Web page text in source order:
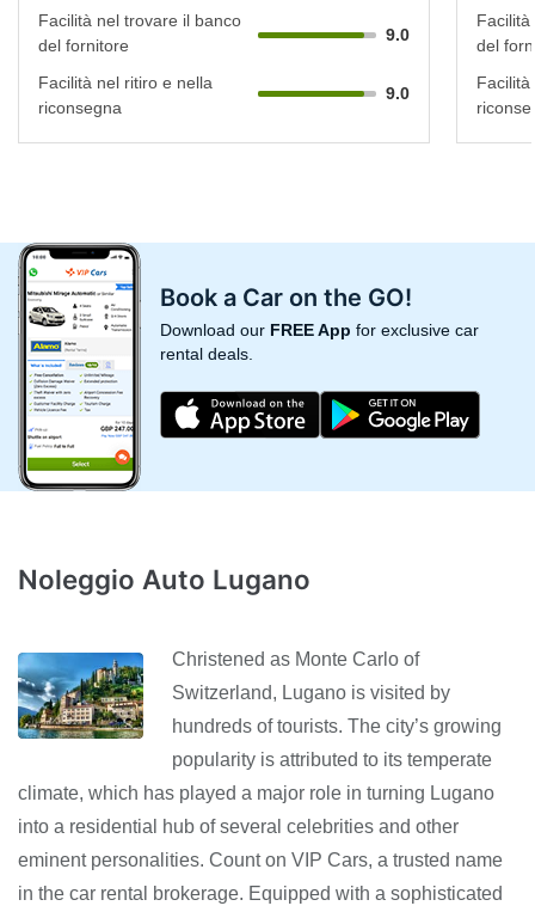
Facilità nel trovare il banco
del fornitore
9.0
Facilità nel ritiro e nella
riconsegna
9.0
del
Book a Car on the GO!
Download our FREE App for exclusive car
rental deals.
Noleggio Auto Lugano
Christened as Monte Carlo of
Switzerland, Lugano is visited by
hundreds of tourists. The city’s growing
popularity is attributed to its temperate
climate, which has played a major role in turning Lugano
into a residential hub of several celebrities and other
eminent personalities. Count on VIP Cars, a trusted name
in the car rental brokerage. Equipped with a sophisticated